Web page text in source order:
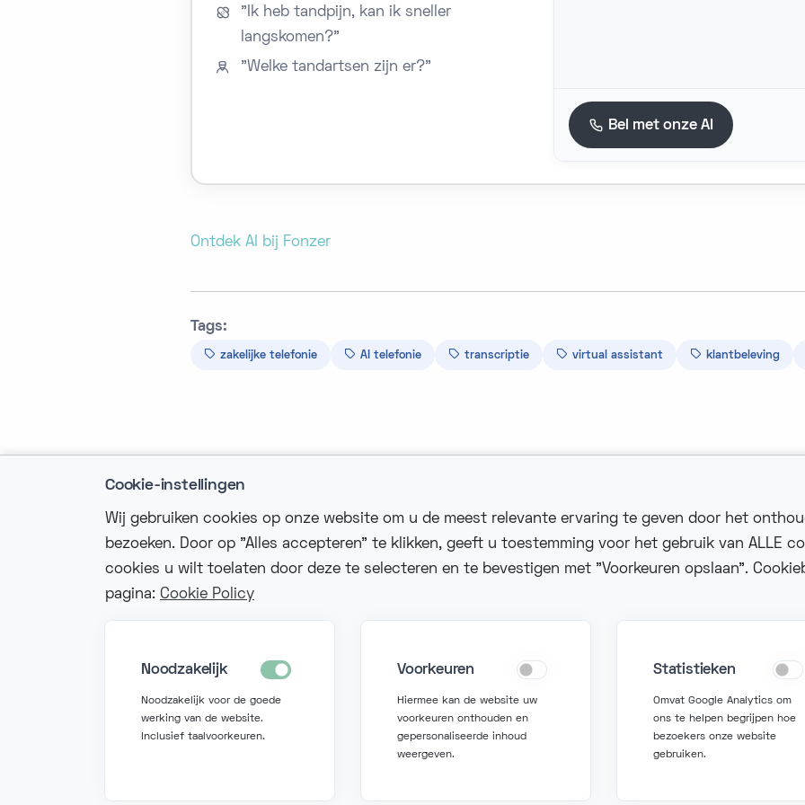
Cookie-instellingen
Wij gebruiken cookies op onze website om u de meest relevante ervaring te geven door het
bezoeken. Door op "Alles accepteren" te klikken, geeft u toestemming voor het gebruik van ALLE
cookies u wilt toelaten door deze te selecteren en te bevestigen met "Voorkeuren opslaan".
pagina: Cookie Policy
Noodzakelijk
Noodzakelijk voor de goede
werking van de website.
Inclusief taalvoorkeuren.
Voorkeuren
Hiermee kan de website uw
voorkeuren onthouden en
gepersonaliseerde inhoud
weergeven.
Statistieken
Omvat Google Analytics om
ons te helpen begrijpen hoe
bezoekers onze website
gebruiken.
"Ik heb tandpijn, kan ik sneller
langskomen?"
"Welke tandartsen zijn er?"
Bel met onze AI
Ontdek AI bij Fonzer
Tags:
zakelijke telefonie AI telefonie transcriptie virtual assistant klantbeleving
Neem contact op
+32 2 580 50 50
Vraag hulp
+32 2 580 50 00